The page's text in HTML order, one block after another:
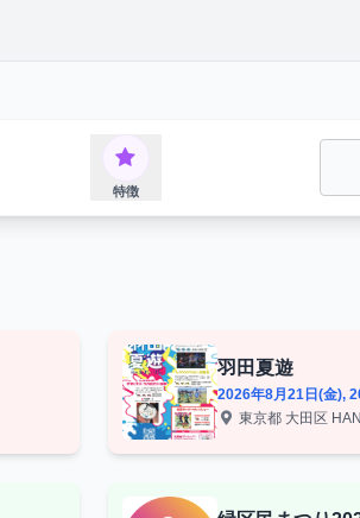
特徴
羽田夏遊
2026年8月21日(金),
東京都 大田区